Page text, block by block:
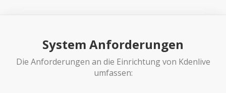
System Anforderungen
Die Anforderungen an die Einrichtung von Kdenlive
umfassen: